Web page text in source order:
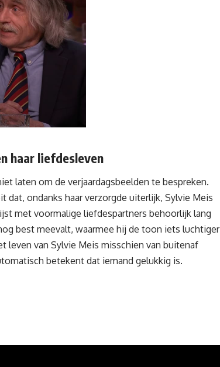
haar liefdesleven
laten om de verjaardagsbeelden te bespreken.
dat, ondanks haar verzorgde uiterlijk, Sylvie Meis
met voormalige liefdespartners behoorlijk lang
best meevalt, waarmee hij de toon iets luchtiger
leven van Sylvie Meis misschien van buitenaf
betekent dat iemand gelukkig is.